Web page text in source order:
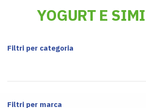
YOGURT E
Filtri per categoria
Filtri per marca